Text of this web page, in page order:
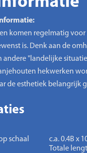
komen regelmatig voor
is. Denk aan de
andere "landelijke
hekwerken
de esthetiek belangrijk
schaal
c.a. 0.4B x
Totale